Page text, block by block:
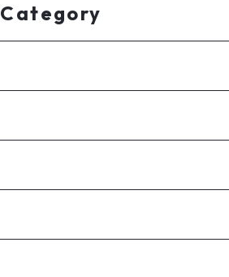
Category